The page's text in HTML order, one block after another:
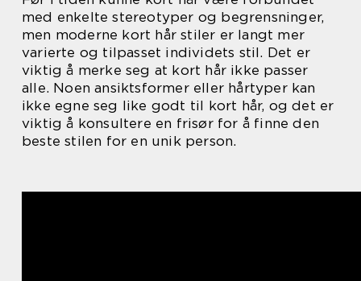
med enkelte stereotyper og begrensninger,
men moderne kort hår stiler er langt mer
varierte og tilpasset individets stil. Det er
viktig å merke seg at kort hår ikke passer
alle. Noen ansiktsformer eller hårtyper kan
ikke egne seg like godt til kort hår, og det er
viktig å konsultere en frisør for å finne den
beste stilen for en unik person.